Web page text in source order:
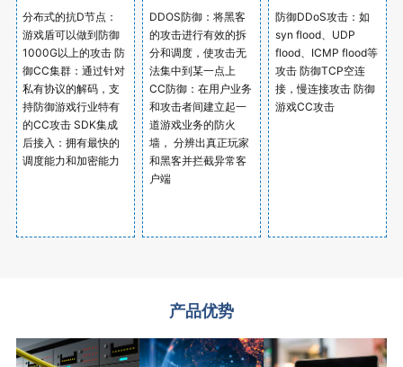
分布式的抗D节点：
游戏盾可以做到防御
1000G以上的攻击 防
御CC集群：通过针对
私有协议的解码，支
持防御游戏行业特有
的CC攻击 SDK集成
后接入：拥有最快的
调度能力和加密能力
DDOS防御：将黑客
的攻击进行有效的拆
分和调度，使攻击无
法集中到某一点上
CC防御：在用户业务
和攻击者间建立起一
道游戏业务的防火
墙， 分辨出真正玩家
和黑客并拦截异常客
户端
防御DDoS攻击：如
syn flood、UDP
flood、ICMP flood等
攻击 防御TCP空连
接，慢连接攻击 防御
游戏CC攻击
产品优势